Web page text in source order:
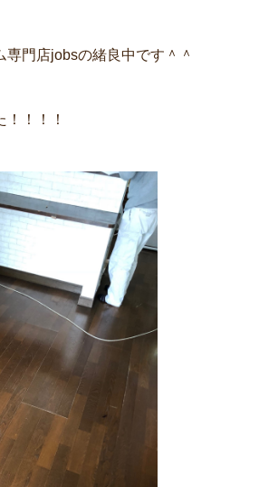
門店jobsの緒良中です＾＾
！！！